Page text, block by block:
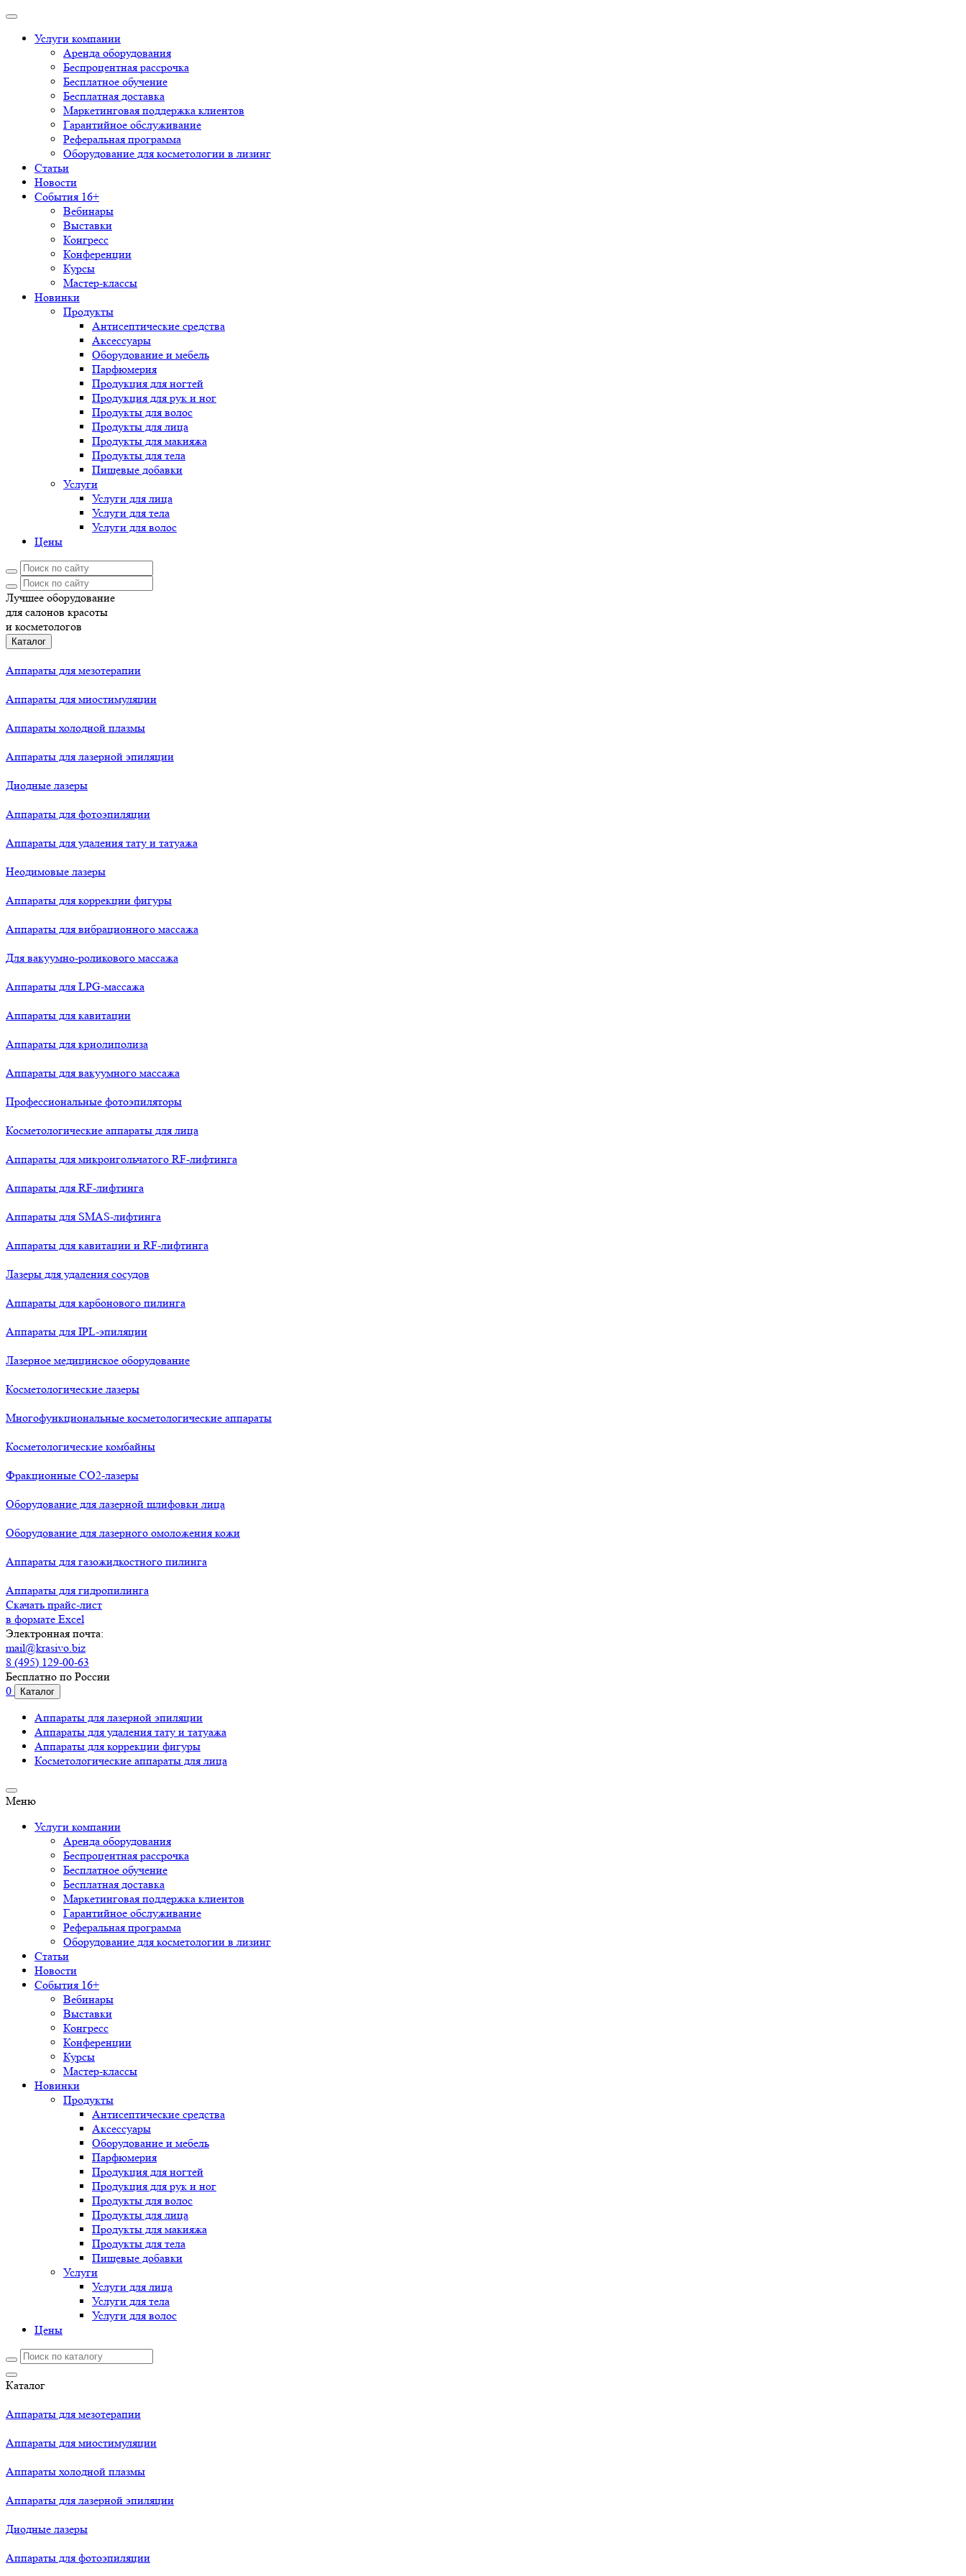
Услуги компании
Аренда оборудования
Беспроцентная рассрочка
Бесплатное обучение
Бесплатная доставка
Маркетинговая поддержка клиентов
Гарантийное обслуживание
Реферальная программа
Оборудование для косметологии в лизинг
Статьи
Новости
События 16+
Вебинары
Выставки
Конгресс
Конференции
Курсы
Мастер-классы
Новинки
Продукты
Антисептические средства
Аксессуары
Оборудование и мебель
Парфюмерия
Продукция для ногтей
Продукция для рук и ног
Продукты для волос
Продукты для лица
Продукты для макияжа
Продукты для тела
Пищевые добавки
Услуги
Услуги для лица
Услуги для тела
Услуги для волос
Цены
Лучшее оборудование
для салонов красоты
и косметологов
Каталог
Аппараты для мезотерапии
Аппараты для миостимуляции
Аппараты холодной плазмы
Аппараты для лазерной эпиляции
Диодные лазеры
Аппараты для фотоэпиляции
Аппараты для удаления тату и татуажа
Неодимовые лазеры
Аппараты для коррекции фигуры
Аппараты для вибрационного массажа
Для вакуумно-роликового массажа
Аппараты для LPG-массажа
Аппараты для кавитации
Аппараты для криолиполиза
Аппараты для вакуумного массажа
Профессиональные фотоэпиляторы
Косметологические аппараты для лица
Аппараты для микроигольчатого RF-лифтинга
Аппараты для RF-лифтинга
Аппараты для SMAS-лифтинга
Аппараты для кавитации и RF-лифтинга
Лазеры для удаления сосудов
Аппараты для карбонового пилинга
Аппараты для IPL-эпиляции
Лазерное медицинское оборудование
Косметологические лазеры
Многофункциональные косметологические аппараты
Косметологические комбайны
Фракционные СО2-лазеры
Оборудование для лазерной шлифовки лица
Оборудование для лазерного омоложения кожи
Аппараты для газожидкостного пилинга
Аппараты для гидропилинга
Скачать прайс-лист
в формате Excel
Электронная почта:
mail@krasivo.biz
8 (495) 129-00-63
Бесплатно по России
0
Каталог
Аппараты для лазерной эпиляции
Аппараты для удаления тату и татуажа
Аппараты для коррекции фигуры
Косметологические аппараты для лица
Меню
Услуги компании
Аренда оборудования
Беспроцентная рассрочка
Бесплатное обучение
Бесплатная доставка
Маркетинговая поддержка клиентов
Гарантийное обслуживание
Реферальная программа
Оборудование для косметологии в лизинг
Статьи
Новости
События 16+
Вебинары
Выставки
Конгресс
Конференции
Курсы
Мастер-классы
Новинки
Продукты
Антисептические средства
Аксессуары
Оборудование и мебель
Парфюмерия
Продукция для ногтей
Продукция для рук и ног
Продукты для волос
Продукты для лица
Продукты для макияжа
Продукты для тела
Пищевые добавки
Услуги
Услуги для лица
Услуги для тела
Услуги для волос
Цены
Каталог
Аппараты для мезотерапии
Аппараты для миостимуляции
Аппараты холодной плазмы
Аппараты для лазерной эпиляции
Диодные лазеры
Аппараты для фотоэпиляции